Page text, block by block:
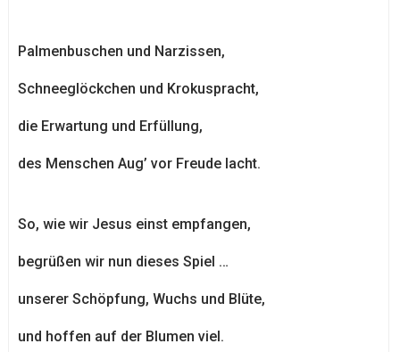
Palmenbuschen und Narzissen,
Schneeglöckchen und Krokuspracht,
die Erwartung und Erfüllung,
des Menschen Aug’ vor Freude lacht.
So, wie wir Jesus einst empfangen,
begrüßen wir nun dieses Spiel …
unserer Schöpfung, Wuchs und Blüte,
und hoffen auf der Blumen viel.